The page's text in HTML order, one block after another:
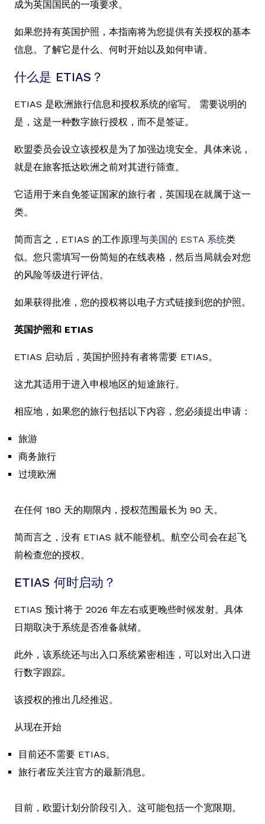
成为英国国民的一项要求。
如果您持有英国护照，本指南将为您提供有关授权的基本
信息。了解它是什么、何时开始以及如何申请。
什么是 ETIAS？
ETIAS 是欧洲旅行信息和授权系统的缩写。 需要说明的
是，这是一种数字旅行授权，而不是签证。
欧盟委员会设立该授权是为了加强边境安全。具体来说，
就是在旅客抵达欧洲之前对其进行筛查。
它适用于来自免签证国家的旅行者，英国现在就属于这一
类。
简而言之，ETIAS 的工作原理与美国的 ESTA 系统类
似。您只需填写一份简短的在线表格，然后当局就会对您
的风险等级进行评估。
如果获得批准，您的授权将以电子方式链接到您的护照。
英国护照和 ETIAS
ETIAS 启动后，英国护照持有者将需要 ETIAS。
这尤其适用于进入申根地区的短途旅行。
相应地，如果您的旅行包括以下内容，您必须提出申请：
旅游
商务旅行
过境欧洲
在任何 180 天的期限内，授权范围最长为 90 天。
简而言之，没有 ETIAS 就不能登机。航空公司会在起飞
前检查您的授权。
ETIAS 何时启动？
ETIAS 预计将于 2026 年左右或更晚些时候发射。具体
日期取决于系统是否准备就绪。
此外，该系统还与出入口系统紧密相连，可以对出入口进
行数字跟踪。
该授权的推出几经推迟。
从现在开始
目前还不需要 ETIAS。
旅行者应关注官方的最新消息。
目前，欧盟计划分阶段引入。这可能包括一个宽限期。